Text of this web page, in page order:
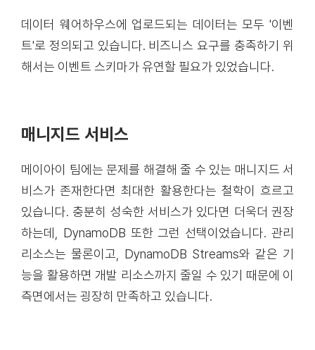
데이터 웨어하우스에 업로드되는 데이터는 모두 '이벤
트'로 정의되고 있습니다. 비즈니스 요구를 충족하기 위
해서는 이벤트 스키마가 유연할 필요가 있었습니다.
매니지드 서비스
메이아이 팀에는 문제를 해결해 줄 수 있는 매니지드 서
비스가 존재한다면 최대한 활용한다는 철학이 흐르고
있습니다. 충분히 성숙한 서비스가 있다면 더욱더 권장
하는데, DynamoDB 또한 그런 선택이었습니다. 관리
리소스는 물론이고, DynamoDB Streams와 같은 기
능을 활용하면 개발 리소스까지 줄일 수 있기 때문에 이
측면에서는 굉장히 만족하고 있습니다.